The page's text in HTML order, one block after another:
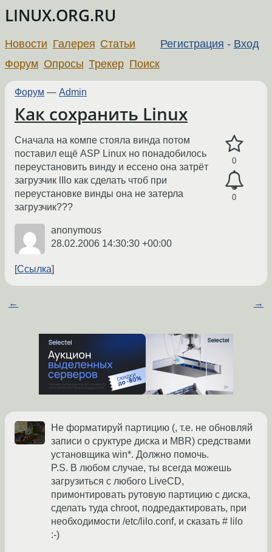
LINUX.ORG.RU
Регистрация - Вход
Новости Галерея Статьи
Форум Опросы Трекер Поиск
Форум — Admin
Как сохранить Linux
0
0
Сначала на компе стояла винда потом
поставил ещё ASP Linux но понадобилось
переустановить винду и ессено она затрёт
загрузчик lIlo как сделать чтоб при
переустановке винды она не затерла
загрузчик???
anonymous
28.02.2006 14:30:30 +00:00
Ссылка
← →
Не форматируй партицию (, т.е. не обновляй
записи о сруктуре диска и MBR) средствами
установщика win*. Должно помочь.
P.S. В любом случае, ты всегда можешь
загрузиться с любого LiveCD,
примонтировать рутовую партицию с диска,
сделать туда chroot, подредактировать, при
необходимости /etc/lilo.conf, и сказать # lilo
:-)